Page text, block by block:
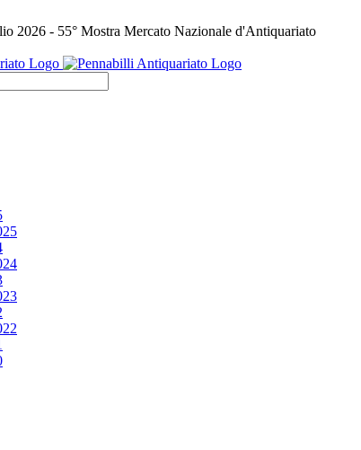
2026 - 55° Mostra Mercato Nazionale d'Antiquariato